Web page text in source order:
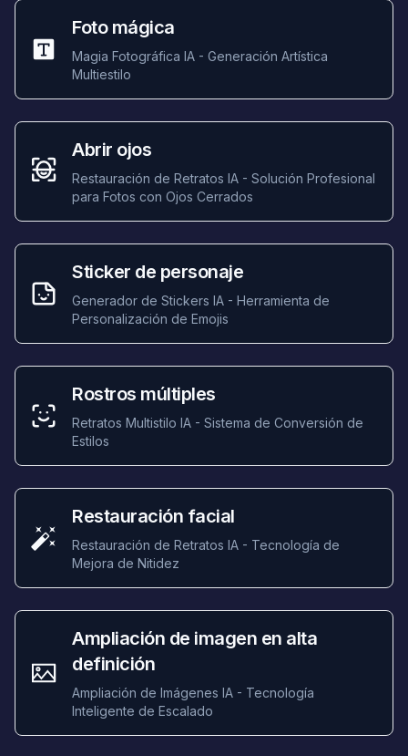
Foto mágica
Magia Fotográfica IA - Generación Artística
Multiestilo
Abrir ojos
Restauración de Retratos IA - Solución Profesional
para Fotos con Ojos Cerrados
Sticker de personaje
Generador de Stickers IA - Herramienta de
Personalización de Emojis
Rostros múltiples
Retratos Multistilo IA - Sistema de Conversión de
Estilos
Restauración facial
Restauración de Retratos IA - Tecnología de
Mejora de Nitidez
Ampliación de imagen en alta
definición
Ampliación de Imágenes IA - Tecnología
Inteligente de Escalado